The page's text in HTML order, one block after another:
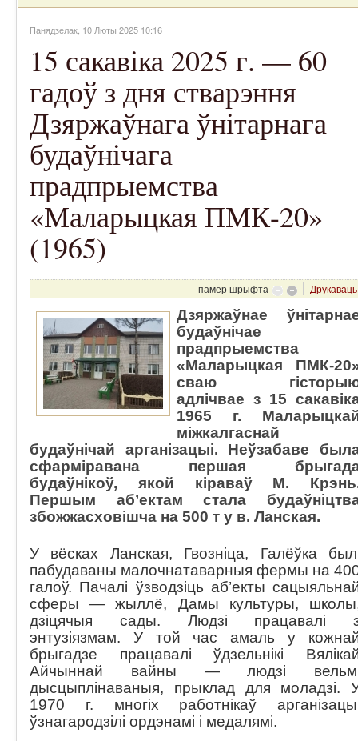
Панядзелак, 10 Люты 2025 10:16
15 сакавіка 2025 г. — 60
гадоў з дня стварэння
Дзяржаўнага ўнітарнага
будаўнічага
прадпрыемства
«Маларыцкая ПМК-20»
(1965)
памер шрыфта Друкаваць
Дзяржаўнае
будаўнічае
прадпрыемства
«Маларыцкая ПМК-
сваю
адлічвае з 15
1965 г.
міжкалгаснай
будаўнічай арганізацыі. Неўзабаве
сфарміравана першая
будаўнікоў, якой кіраваў М.
Першым аб’ектам стала
збожжасховішча на 500 т у в. Ланская.
У вёсках Ланская, Гвозніца, Галёўка
пабудаваны малочнатаварныя фермы на
галоў. Пачалі ўзводзіць аб’екты
сферы — жыллё, Дамы культуры,
дзіцячыя сады. Людзі працавалі
энтузіязмам. У той час амаль у
брыгадзе працавалі ўдзельнікі
Айчыннай вайны — людзі
дысцыплінаваныя, прыклад для моладзі.
1970 г. многіх работнікаў
ўзнагародзілі ордэнамі і медалямі.